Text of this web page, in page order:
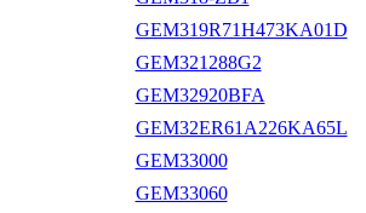
GEM319R71H473KA01D
GEM321288G2
GEM32920BFA
GEM32ER61A226KA65L
GEM33000
GEM33060